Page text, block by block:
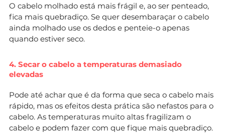
O cabelo molhado está mais frágil e, ao ser penteado,
fica mais quebradiço. Se quer desembaraçar o cabelo
ainda molhado use os dedos e penteie-o apenas
quando estiver seco.
4. Secar o cabelo a temperaturas demasiado
elevadas
Pode até achar que é da forma que seca o cabelo mais
rápido, mas os efeitos desta prática são nefastos para o
cabelo. As temperaturas muito altas fragilizam o
cabelo e podem fazer com que fique mais quebradiço.